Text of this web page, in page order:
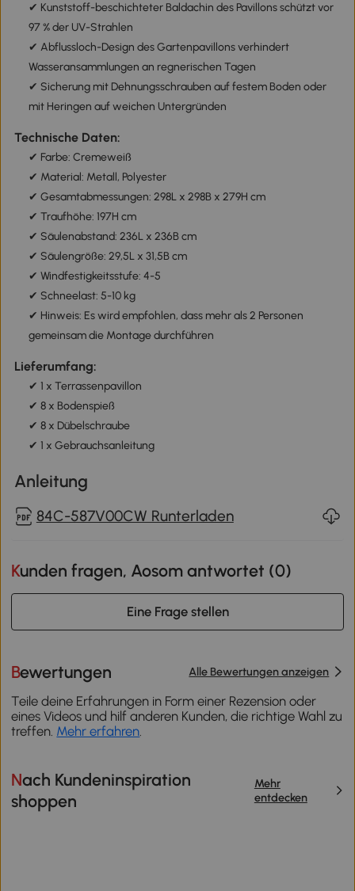
✔ Kunststoff-beschichteter Baldachin des Pavillons schützt vor
97 % der UV-Strahlen
✔ Abflussloch-Design des Gartenpavillons verhindert
Wasseransammlungen an regnerischen Tagen
✔ Sicherung mit Dehnungsschrauben auf festem Boden oder
mit Heringen auf weichen Untergründen
Technische Daten:
✔ Farbe: Cremeweiß
✔ Material: Metall, Polyester
✔ Gesamtabmessungen: 298L x 298B x 279H cm
✔ Traufhöhe: 197H cm
✔ Säulenabstand: 236L x 236B cm
✔ Säulengröße: 29,5L x 31,5B cm
✔ Windfestigkeitsstufe: 4-5
✔ Schneelast: 5-10 kg
✔ Hinweis: Es wird empfohlen, dass mehr als 2 Personen
gemeinsam die Montage durchführen
Lieferumfang:
✔ 1 x Terrassenpavillon
✔ 8 x Bodenspieß
✔ 8 x Dübelschraube
✔ 1 x Gebrauchsanleitung
Anleitung
84C-587V00CW Runterladen
Kunden fragen, Aosom antwortet (0)
Eine Frage stellen
Bewertungen Alle Bewertungen anzeigen
Teile deine Erfahrungen in Form einer Rezension oder
eines Videos und hilf anderen Kunden, die richtige Wahl zu
treffen. Mehr erfahren
Nach Kundeninspiration
shoppen
Mehr
entdecken